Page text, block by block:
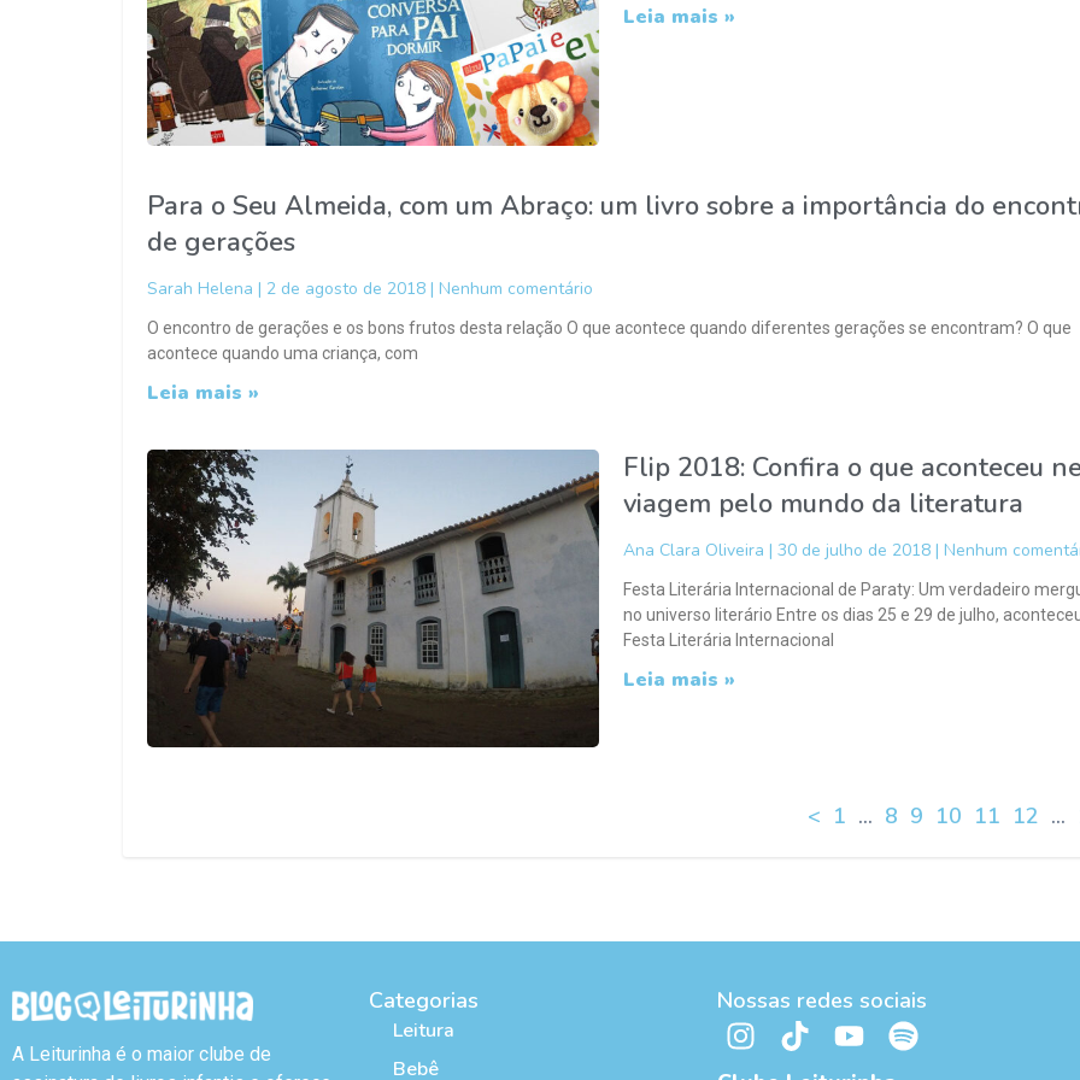
Leia mais »
Para o Seu Almeida, com um Abraço: um livro sobre a importância do
de gerações
Sarah Helena 2 de agosto de 2018 Nenhum comentário
O encontro de gerações e os bons frutos desta relação O que acontece quando diferentes gerações se encontram? O que
acontece quando uma criança, com
Leia mais »
Flip 2018: Confira o que aconteceu
viagem pelo mundo da literatura
Ana Clara Oliveira 30 de julho de 2018 Nenhum
Festa Literária Internacional de Paraty: Um verdadeiro
no universo literário Entre os dias 25 e 29 de julho,
Festa Literária Internacional
Leia mais »
< 1 … 8 9 10 11 12 …
A Leiturinha é o maior clube de
Categorias
Leitura
Bebê
Nossas redes sociais